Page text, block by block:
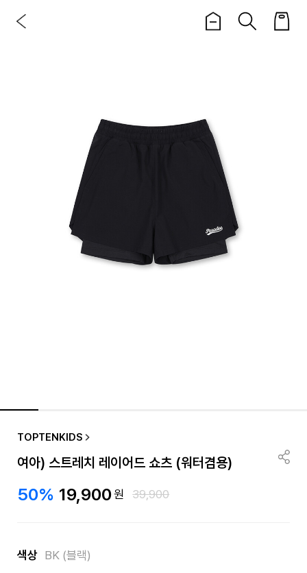
TOPTENKIDS
여아) 스트레치 레이어드 쇼츠 (워터겸용)
50% 19,900원 39,900
색상 BK (블랙)